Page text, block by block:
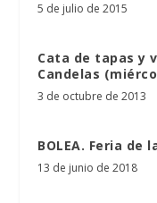
5 de julio de 2015
Cata de tapas y
Candelas
3 de octubre de 2013
BOLEA. Feria de
13 de junio de 2018